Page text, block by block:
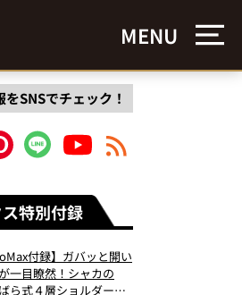
MENU
SNSでチェック！
特別付録
付録】ガバッと開い
一目瞭然！シャカの
ばら式４層ショルダーバ